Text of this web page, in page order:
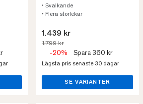
• Svalkande
• Flera storlekar
1.439 kr
1.799 kr
-20% Spara 360 kr
Lägsta pris senaste 30 dagar
SE VARIANTER